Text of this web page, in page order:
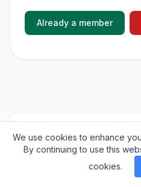
Already a member
About
Cookies Privacy
We use cookies to enhance
By continuing to use this
cookies.